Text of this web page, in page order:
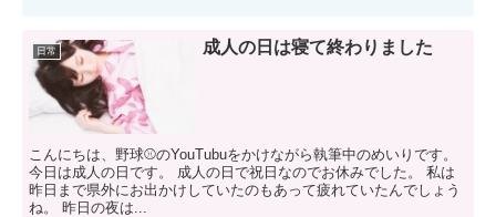
日常 成人の日は寝て終わりました
こんにちは、野球⚾のYouTubuをかけながら執筆中のめいりです。
今日は成人の日です。 成人の日で祝日なのでお休みでした。 私は
昨日まで県外にお出かけしていたのもあって疲れていたんでしょう
ね。 昨日の夜は...